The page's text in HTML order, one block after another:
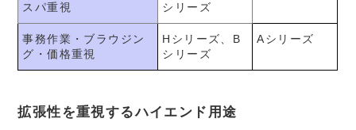
スパ重視
シリーズ
事務作業・ブラウジン
グ・価格重視
Hシリーズ、B
シリーズ
Aシリーズ
拡張性を重視するハイエンド用途